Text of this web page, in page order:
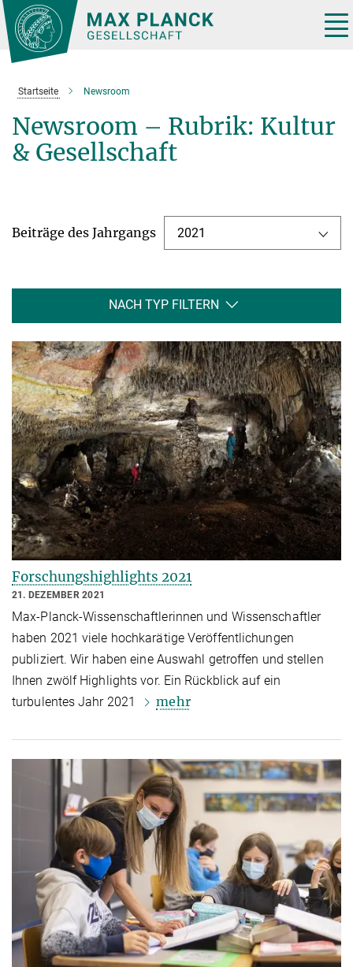
Hauptinhalt
Startseite Newsroom
Newsroom – Rubrik: Kultur
& Gesellschaft
Beiträge des Jahrgangs 2021
NACH TYP FILTERN
Forschungshighlights 2021
21. DEZEMBER 2021
Max-Planck-Wissenschaftlerinnen und Wissenschaftler
haben 2021 viele hochkarätige Veröffentlichungen
publiziert. Wir haben eine Auswahl getroffen und stellen
Ihnen zwölf Highlights vor. Ein Rückblick auf ein
turbulentes Jahr 2021
mehr